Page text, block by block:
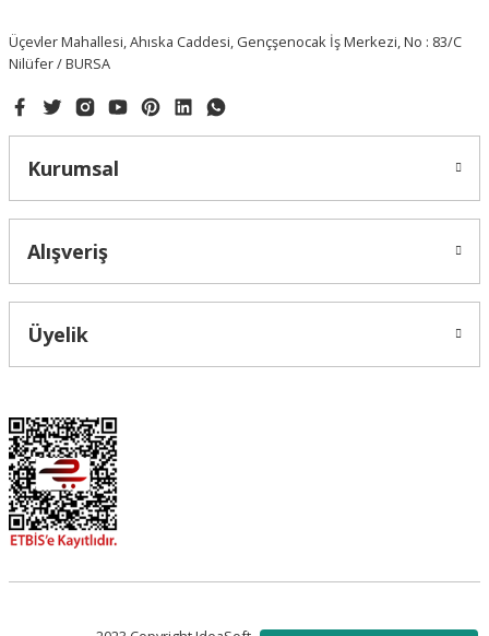
Üçevler Mahallesi, Ahıska Caddesi, Gençşenocak İş Merkezi, No : 83/C
Nilüfer / BURSA
Kurumsal
Alışveriş
Üyelik